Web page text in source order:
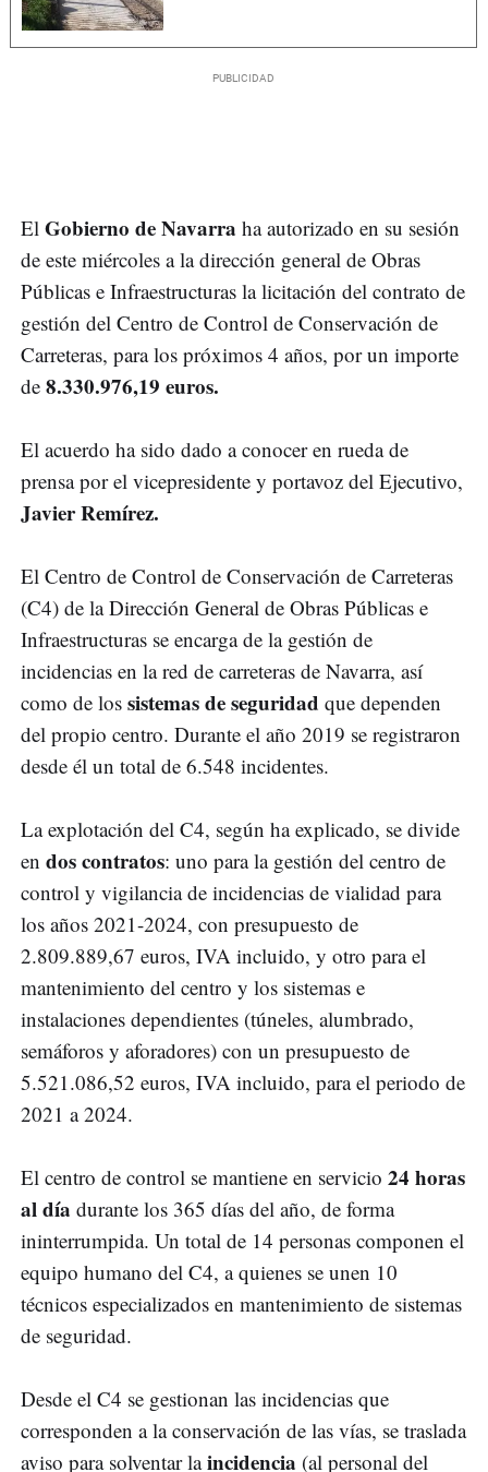
El Gobierno de Navarra ha autorizado en su sesión
de este miércoles a la dirección general de Obras
Públicas e Infraestructuras la licitación del contrato de
gestión del Centro de Control de Conservación de
Carreteras, para los próximos 4 años, por un importe
de 8.330.976,19 euros.
El acuerdo ha sido dado a conocer en rueda de
prensa por el vicepresidente y portavoz del Ejecutivo,
Javier Remírez.
El Centro de Control de Conservación de Carreteras
(C4) de la Dirección General de Obras Públicas e
Infraestructuras se encarga de la gestión de
incidencias en la red de carreteras de Navarra, así
como de los sistemas de seguridad que dependen
del propio centro. Durante el año 2019 se registraron
desde él un total de 6.548 incidentes.
La explotación del C4, según ha explicado, se divide
en dos contratos: uno para la gestión del centro de
control y vigilancia de incidencias de vialidad para
los años 2021-2024, con presupuesto de
2.809.889,67 euros, IVA incluido, y otro para el
mantenimiento del centro y los sistemas e
instalaciones dependientes (túneles, alumbrado,
semáforos y aforadores) con un presupuesto de
5.521.086,52 euros, IVA incluido, para el periodo de
2021 a 2024.
El centro de control se mantiene en servicio 24 horas
al día durante los 365 días del año, de forma
ininterrumpida. Un total de 14 personas componen el
equipo humano del C4, a quienes se unen 10
técnicos especializados en mantenimiento de sistemas
de seguridad.
Desde el C4 se gestionan las incidencias que
corresponden a la conservación de las vías, se traslada
aviso para solventar laincidencia (al personal del